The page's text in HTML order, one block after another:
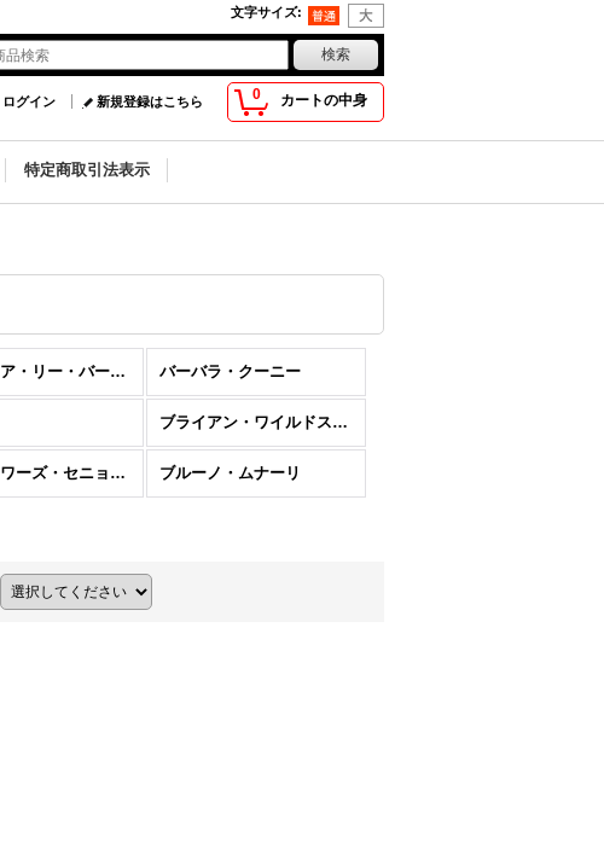
文字サイズ:
0 カートの中身
ログイン 新規登録はこちら
特定商取引法表示
バージニア・リー・バートン バーバラ・クーニー
ブライアン・ワイルドスミス
フランソワーズ・セニョーボ ブルーノ・ムナーリ